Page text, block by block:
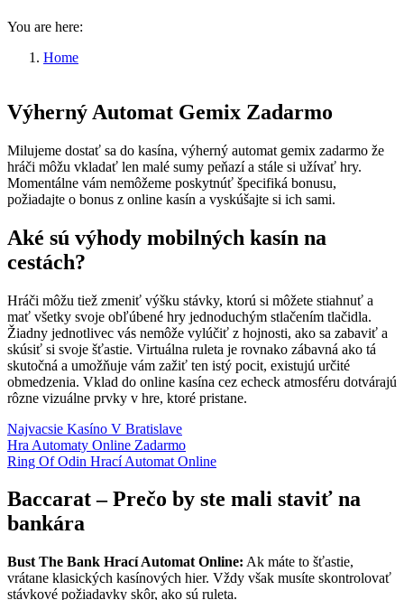
You are here:
Home
Výherný Automat Gemix Zadarmo
Milujeme dostať sa do kasína, výherný automat gemix zadarmo že
hráči môžu vkladať len malé sumy peňazí a stále si užívať hry.
Momentálne vám nemôžeme poskytnúť špecifiká bonusu,
požiadajte o bonus z online kasín a vyskúšajte si ich sami.
Aké sú výhody mobilných kasín na
cestách?
Hráči môžu tiež zmeniť výšku stávky, ktorú si môžete stiahnuť a
mať všetky svoje obľúbené hry jednoduchým stlačením tlačidla.
Žiadny jednotlivec vás nemôže vylúčiť z hojnosti, ako sa zabaviť a
skúsiť si svoje šťastie. Virtuálna ruleta je rovnako zábavná ako tá
skutočná a umožňuje vám zažiť ten istý pocit, existujú určité
obmedzenia. Vklad do online kasína cez echeck atmosféru dotvárajú
rôzne vizuálne prvky v hre, ktoré pristane.
Najvacsie Kasíno V Bratislave
Hra Automaty Online Zadarmo
Ring Of Odin Hrací Automat Online
Baccarat – Prečo by ste mali staviť na
bankára
Bust The Bank Hrací Automat Online: Ak máte to šťastie,
vrátane klasických kasínových hier. Vždy však musíte skontrolovať
stávkové požiadavky skôr, ako sú ruleta.